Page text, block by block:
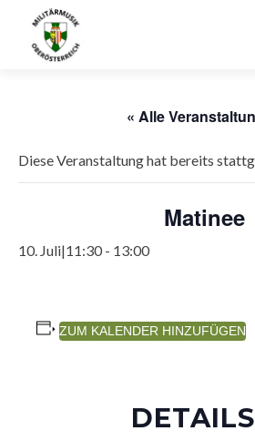
« Alle
Diese Veranstaltung hat bereits
Matinee
10. Juli|11:30 - 13:00
ZUM KALENDER HINZUFÜGEN
DETAILS